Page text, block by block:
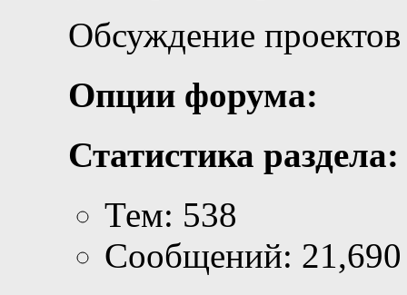
Обсуждение проектов
Опции форума:
Статистика раздела:
Тем: 538
Сообщений: 21,690